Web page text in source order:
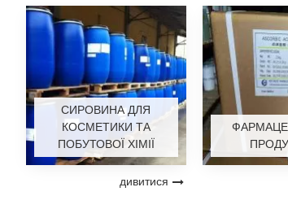
СИРОВИНА ДЛЯ
КОСМЕТИКИ ТА
ПОБУТОВОЇ ХІМІЇ
дивитися